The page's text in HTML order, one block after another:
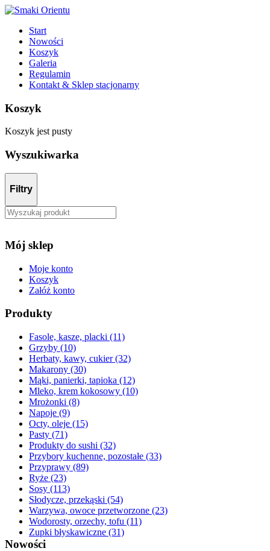
Start
Nowości
Koszyk
Galeria
Regulamin
Kontakt & Sklep stacjonarny
Koszyk
Koszyk jest pusty
Wyszukiwarka
Filtry
Mój sklep
Moje konto
Koszyk
Załóż konto
Produkty
Fasole, kasze, placki (11)
Grzyby (10)
Herbaty, kawy, cukier(32)
Makarony (30)
Mąki, panierki, tapioka (12)
Mleko, krem kokosowy (10)
Mrożonki (8)
Napoje (9)
Octy, oleje (15)
Pasty (71)
Produkty do sushi (32)
Przybory kuchenne, pozostałe (33)
Przyprawy (89)
Ryże (23)
Sosy (113)
Słodycze, przekąski (54)
Warzywa, owoce przetworzone (23)
Wodorosty, orzechy, tofu (11)
Zupki błyskawiczne (31)
Nowości